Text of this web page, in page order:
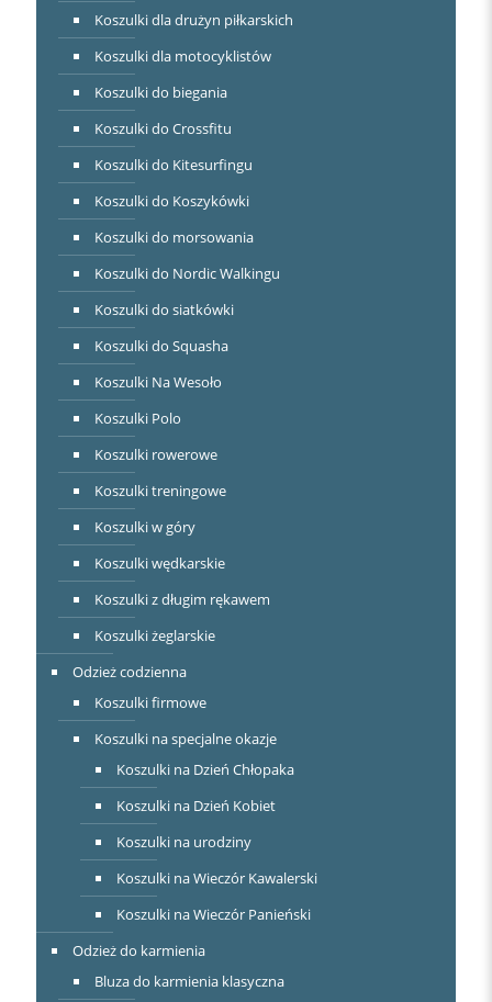
Koszulki dla drużyn piłkarskich
Koszulki dla motocyklistów
Koszulki do biegania
Koszulki do Crossfitu
Koszulki do Kitesurfingu
Koszulki do Koszykówki
Koszulki do morsowania
Koszulki do Nordic Walkingu
Koszulki do siatkówki
Koszulki do Squasha
Koszulki Na Wesoło
Koszulki Polo
Koszulki rowerowe
Koszulki treningowe
Koszulki w góry
Koszulki wędkarskie
Koszulki z długim rękawem
Koszulki żeglarskie
Odzież codzienna
Koszulki firmowe
Koszulki na specjalne okazje
Koszulki na Dzień Chłopaka
Koszulki na Dzień Kobiet
Koszulki na urodziny
Koszulki na Wieczór Kawalerski
Koszulki na Wieczór Panieński
Odzież do karmienia
Bluza do karmienia klasyczna